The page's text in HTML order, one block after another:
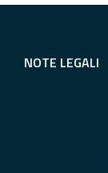
NOTE LEGALI